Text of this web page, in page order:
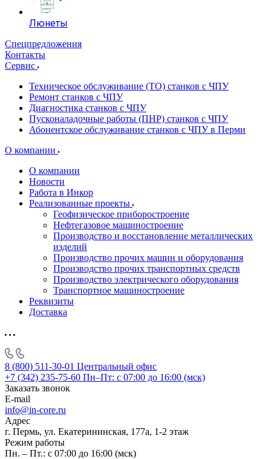
Люнеты
Спецпредложения
Контакты
Сервис
Техническое обслуживание (ТО) станков с ЧПУ
Ремонт станков с ЧПУ
Диагностика станков с ЧПУ
Пусконаладочные работы (ПНР) станков с ЧПУ
Абонентское обслуживание станков с ЧПУ в Перми
О компании
О компании
Новости
Работа в Инкор
Реализованные проекты
Геофизическое приборостроение
Нефтегазовое машиностроение
Производство и восстановление металлических
изделий
Производство прочих машин и оборудования
Производство прочих транспортных средств
Производство электрического оборудования
Транспортное машиностроение
Реквизиты
Доставка
8 (800) 511-30-01 Центральный офис
+7 (342) 235-75-60 Пн–Пт: с 07:00 до 16:00 (мск)
Заказать звонок
E-mail
info@in-core.ru
Адрес
г. Пермь, ул. ​Екатерининская, 177а, ​1-2 этаж
Режим работы
Пн. – Пт.: с 07:00 до 16:00 (мск)